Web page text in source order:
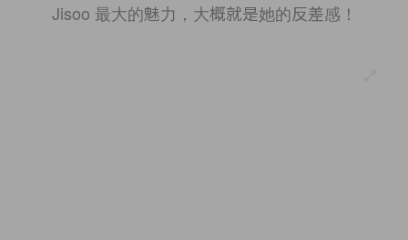
Jisoo 最大的魅力，大概就是她的反差感！